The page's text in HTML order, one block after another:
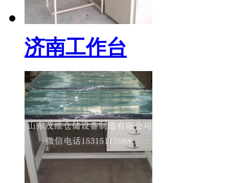
济南工作台